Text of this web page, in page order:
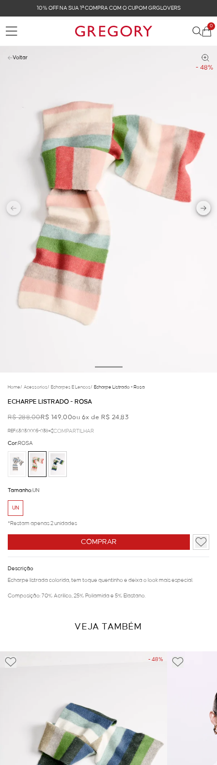
10% OFF NA SUA 1ª COMPRA COM O CUPOM GRGLOVERS
0
- 48%
Voltar
Home/ Acessorios/ Echarpes E Lencos/ Echarpe Listrado - Rosa
ECHARPE LISTRADO - ROSA
R$ 288,00R$ 149,00ou 6x de R$ 24,83
REF.63.03.0005-038 COMPARTILHAR
COMPRAR
Cor:ROSA
Tamanho:UN
UN
*Restam apenas 2 unidades
Descrição
Echarpe listrada colorida, tem toque quentinho e deixa o look mais especial.
Composição: 70% Acrilico, 25% Poliamida e 5% Elastano.
VEJA TAMBÉM
- 48%